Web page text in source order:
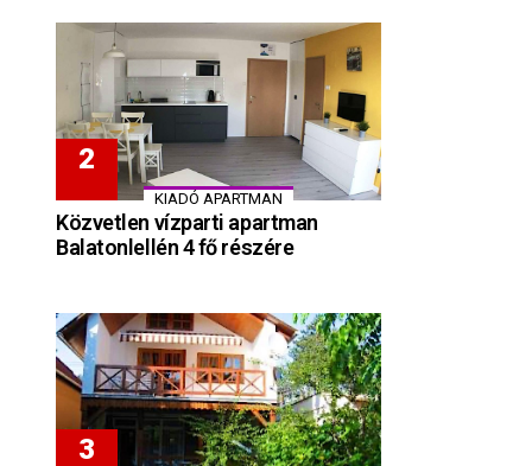
KIADÓ APARTMAN
Közvetlen vízparti apartman
Balatonlellén 4 fő részére